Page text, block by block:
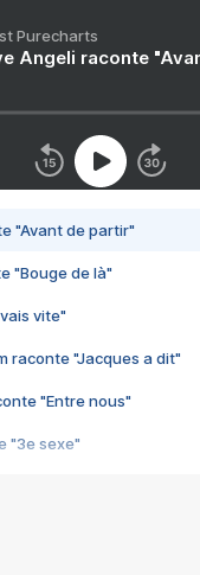
Purecharts
Angeli raconte
"Avant de partir"
"Bouge de là"
vite"
raconte "Jacques a dit"
"Entre nous"
"3e sexe"